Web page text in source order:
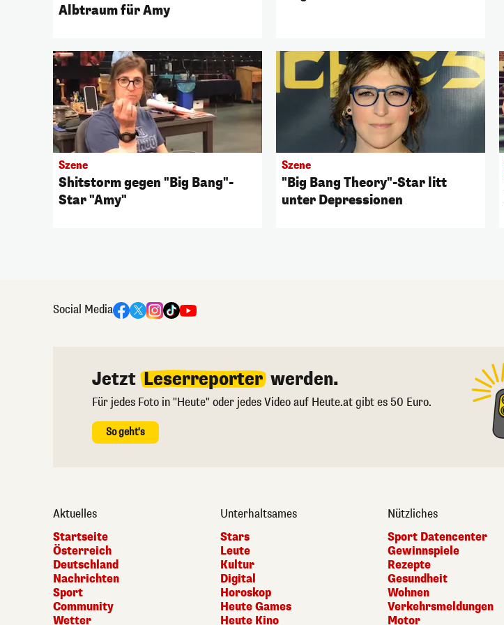
Albtraum für Amy
Szene
Shitstorm gegen "Big Bang"-
Star "Amy"
Szene
"Big Bang Theory"-Star litt
unter Depressionen
Social Media
Jetzt Leserreporter werden.
Für jedes Foto in "Heute" oder jedes Video auf Heute.at gibt es 50 Euro.
So geht's
Aktuelles
Startseite
Österreich
Deutschland
Nachrichten
Sport
Community
Wetter
Unterhaltsames
Stars
Leute
Kultur
Digital
Horoskop
Heute Games
Heute Kino
Nützliches
Sport Datencenter
Gewinnspiele
Rezepte
Gesundheit
Wohnen
Verkehrsmeldungen
Motor